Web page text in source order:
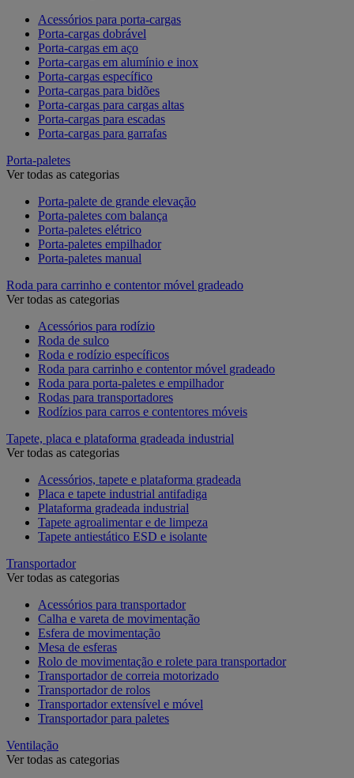
Acessórios para porta-cargas
Porta-cargas dobrável
Porta-cargas em aço
Porta-cargas em alumínio e inox
Porta-cargas específico
Porta-cargas para bidões
Porta-cargas para cargas altas
Porta-cargas para escadas
Porta-cargas para garrafas
Porta-paletes
Ver todas as categorias
Porta-palete de grande elevação
Porta-paletes com balança
Porta-paletes elétrico
Porta-paletes empilhador
Porta-paletes manual
Roda para carrinho e contentor móvel gradeado
Ver todas as categorias
Acessórios para rodízio
Roda de sulco
Roda e rodízio específicos
Roda para carrinho e contentor móvel gradeado
Roda para porta-paletes e empilhador
Rodas para transportadores
Rodízios para carros e contentores móveis
Tapete, placa e plataforma gradeada industrial
Ver todas as categorias
Acessórios, tapete e plataforma gradeada
Placa e tapete industrial antifadiga
Plataforma gradeada industrial
Tapete agroalimentar e de limpeza
Tapete antiestático ESD e isolante
Transportador
Ver todas as categorias
Acessórios para transportador
Calha e vareta de movimentação
Esfera de movimentação
Mesa de esferas
Rolo de movimentação e rolete para transportador
Transportador de correia motorizado
Transportador de rolos
Transportador extensível e móvel
Transportador para paletes
Ventilação
Ver todas as categorias